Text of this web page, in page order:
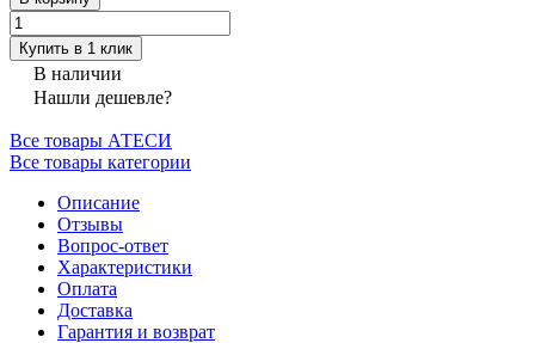
Купить в 1 клик
В наличии
Нашли дешевле?
Все товары АТЕСИ
Все товары категории
Описание
Отзывы
Вопрос-ответ
Характеристики
Оплата
Доставка
Гарантия и возврат